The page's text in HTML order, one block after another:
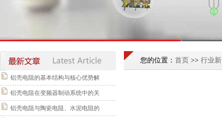
铝壳电阻的基本结构与核心优势解
铝壳电阻在变频器制动系统中的关
铝壳电阻与陶瓷电阻、水泥电阻的
您的位置： 首页 >> 行业